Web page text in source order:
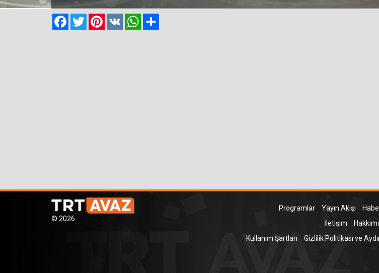
FacebookTwitterPinterest
VK WhatsApp
© 2026
Programlar Yayın Akışı
İletişim
Kullanım Şartları
Gizlilik Politikası ve